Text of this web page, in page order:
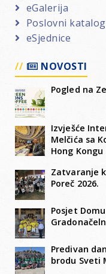
eGalerija
Poslovni katalog
eSjednice
NOVOSTI
Pogled na
Izvješće
Melčića sa
Hong Kongu
Zatvaranje
Poreč 2026.
Posjet
Predivan
brodu Sveti